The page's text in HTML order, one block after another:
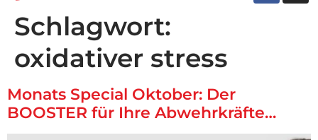
Schlagwort:
oxidativer stress
Monats Special Oktober: Der
BOOSTER für Ihre Abwehrkräfte…